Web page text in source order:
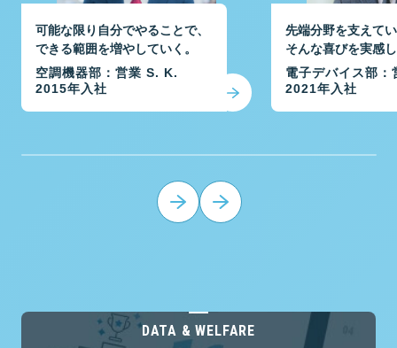
可能な限り自分でやることで、
できる範囲を増やしていく。
空調機器部：営業 S. K.
2015年入社
先端分野を支えて
そんな喜びを実感
電子デバイス部
2021年入社
DATA & WELFARE